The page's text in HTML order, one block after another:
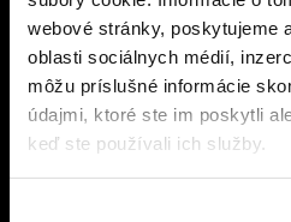
webové stránky, poskytujeme
oblasti sociálnych médií,
môžu príslušné informácie
údajmi, ktoré ste im poskytli
keď ste používali ich služby.
JRJ Company, s.r.o.
Prevádzkujeme eshop a sieť
Musíte mať aspoň18
ÁNO
NIE